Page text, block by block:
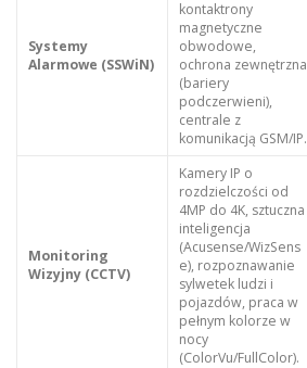
Systemy
Alarmowe (SSWiN)
kontaktrony
magnetyczne
obwodowe,
ochrona zewnętrzna
(bariery
podczerwieni),
centrale z
komunikacją GSM/IP.
Monitoring
Wizyjny (CCTV)
Kamery IP o
rozdzielczości od
4MP do 4K, sztuczna
inteligencja
(Acusense/WizSens
e), rozpoznawanie
sylwetek ludzi i
pojazdów, praca w
pełnym kolorze w
nocy
(ColorVu/FullColor).